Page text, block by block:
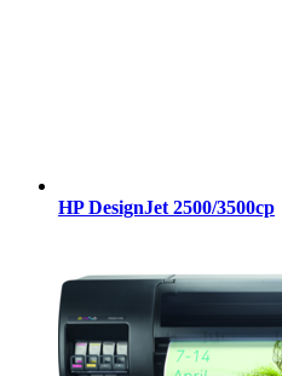
HP DesignJet 2500/3500cp